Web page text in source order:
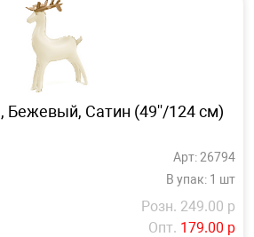
Бежевый, Сатин (49''/124 см)
Арт: 26794
В упак: 1 шт
Розн. 249.00 р
Опт. 179.00 р